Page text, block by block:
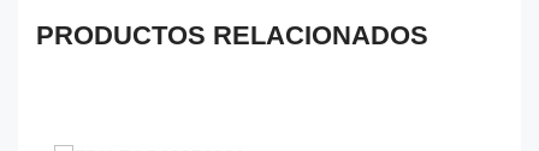
PRODUCTOS RELACIONADOS